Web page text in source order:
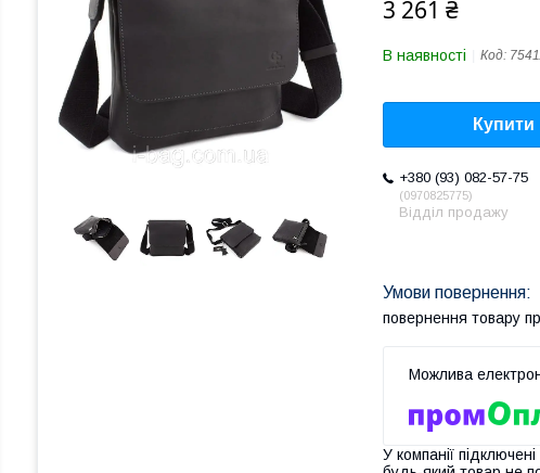
3 261 ₴
В наявності Код:
Купити
+380 (93) 082-57-75
0970825775
Відділ продажу
повернення товару
У компанії